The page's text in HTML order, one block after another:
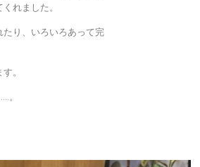
れました。
り、いろいろあって完
。
。